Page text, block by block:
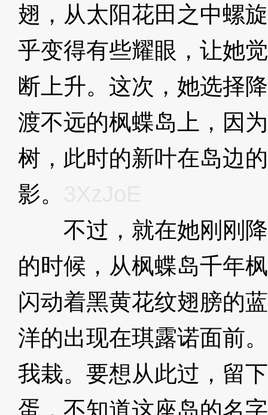
翅，从太阳花田之中螺
乎变得有些耀眼，让她
断上升。这次，她选择
渡不远的枫蝶岛上，因
树，此时的新叶在岛边
影。
不过，就在她刚刚降
的时候，从枫蝶岛千年
闪动着黑黄花纹翅膀的
洋的出现在琪露诺面前
我栽。要想从此过，留
蛋，不知道这座岛的名